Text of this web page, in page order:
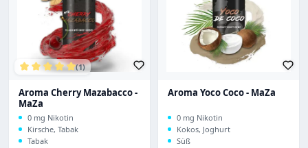
Durchschnittliche Bewertung von 5 von 5 Sternen
(1)
Aroma Cherry Mazabacco -
MaZa
0 mg Nikotin
Kirsche, Tabak
Tabak
Aroma Yoco Coco - MaZa
0 mg Nikotin
Kokos, Joghurt
Süß